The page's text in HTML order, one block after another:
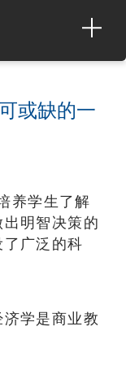
或缺的一
学生了解
明智决策的
广泛的科
学是商业教